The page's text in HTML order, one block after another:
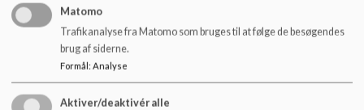
EAN NR. 5790000402533
Tilgængelighedserklæring
Sitemap
Matomo
Trafikanalyse fra Matomo som bruges til at følge de besøgendes
brug af siderne.
Formål: Analyse
Aktiver/deaktivér alle